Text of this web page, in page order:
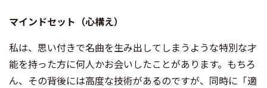
マインドセット（心構え）
私は、思い付きで名曲を生み出してしまうような特別な才
能を持った方に何人かお会いしたことがあります。もちろ
ん、その背後には高度な技術があるのですが、同時に「適